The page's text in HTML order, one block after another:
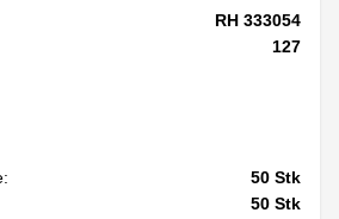
RH 333054
127
50 Stk
50 Stk